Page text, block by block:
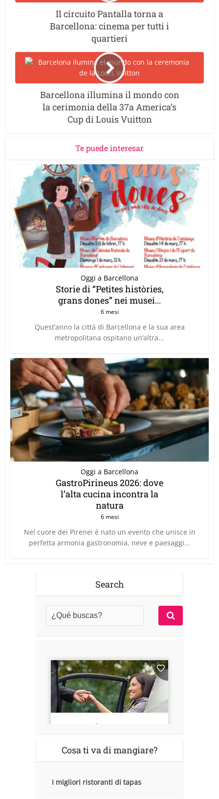
Il circuito Pantalla torna a
Barcellona: cinema per tutti i
quartieri
Barcellona illumina il mondo con
la cerimonia della 37a America’s
Cup di Louis Vuitton
Te puede interesar
Oggi a Barcellona
Storie di “Petites històries,
grans dones” nei musei...
6 mesi
Quest’anno la città di Barcellona e la sua area
metropolitana ospitano un’altra...
Oggi a Barcellona
GastroPirineus 2026: dove
l’alta cucina incontra la
natura
6 mesi
Nel cuore dei Pirenei è nato un evento che unisce in
perfetta armonia gastronomia, neve e paesaggi...
Search
Cosa ti va di mangiare?
I migliori ristoranti di tapas